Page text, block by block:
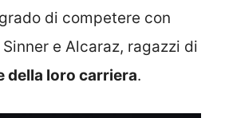
di competere con
e Alcaraz, ragazzi di
della loro carriera.